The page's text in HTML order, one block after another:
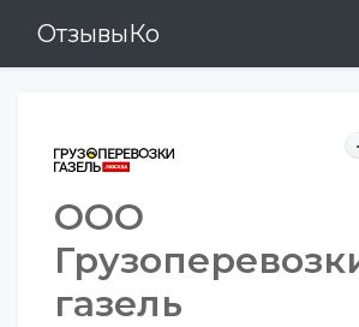
ОтзывыКо
ООО
газель